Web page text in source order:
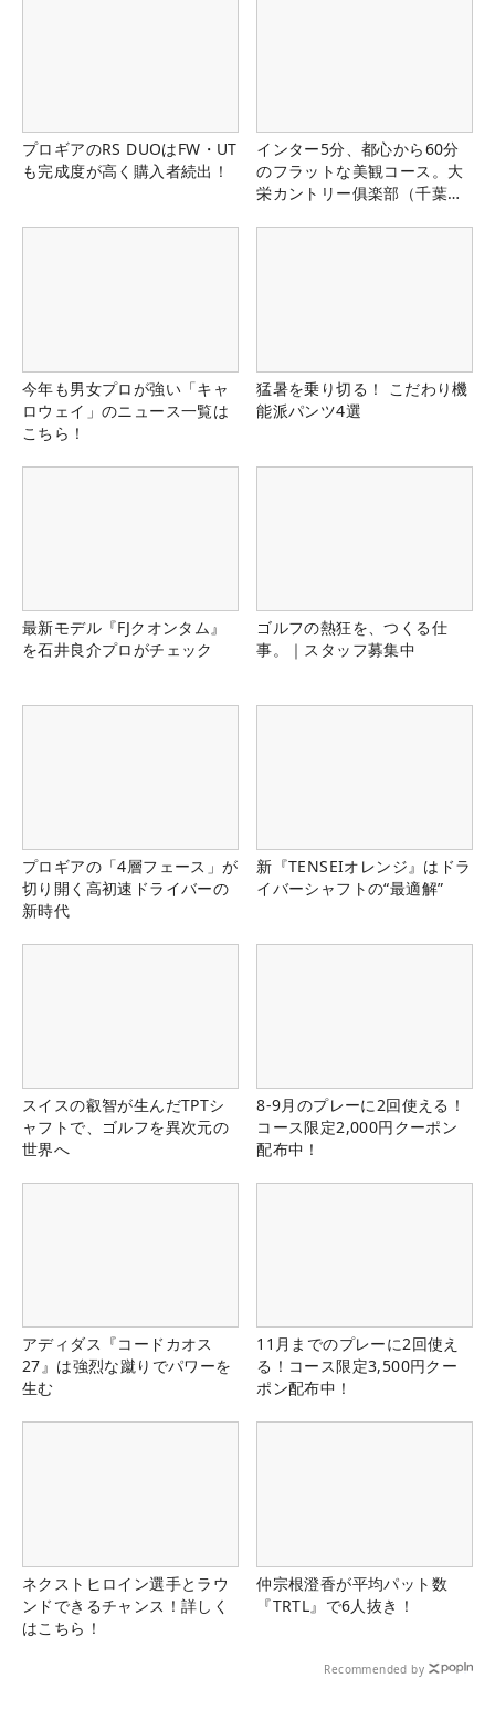
プロギアのRS DUOはFW・UT
も完成度が高く購入者続出！
インター5分、都心から60分
のフラットな美観コース。大
栄カントリー俱楽部（千葉
今年も男女プロが強い「キャ
ロウェイ」のニュース一覧は
こちら！
猛暑を乗り切る！ こだわり機
能派パンツ4選
最新モデル『FJクオンタム』
を石井良介プロがチェック
ゴルフの熱狂を、つくる仕
事。｜スタッフ募集中
プロギアの「4層フェース」が
切り開く高初速ドライバーの
新時代
新『TENSEIオレンジ』はドラ
イバーシャフトの“最適解”
スイスの叡智が生んだTPTシ
ャフトで、ゴルフを異次元の
世界へ
8-9月のプレーに2回使える！
コース限定2,000円クーポン
配布中！
アディダス『コードカオス
27』は強烈な蹴りでパワーを
生む
11月までのプレーに2回使え
る！コース限定3,500円クー
ポン配布中！
ネクストヒロイン選手とラウ
ンドできるチャンス！詳しく
はこちら！
仲宗根澄香が平均パット数
『TRTL』で6人抜き！
Recommended by